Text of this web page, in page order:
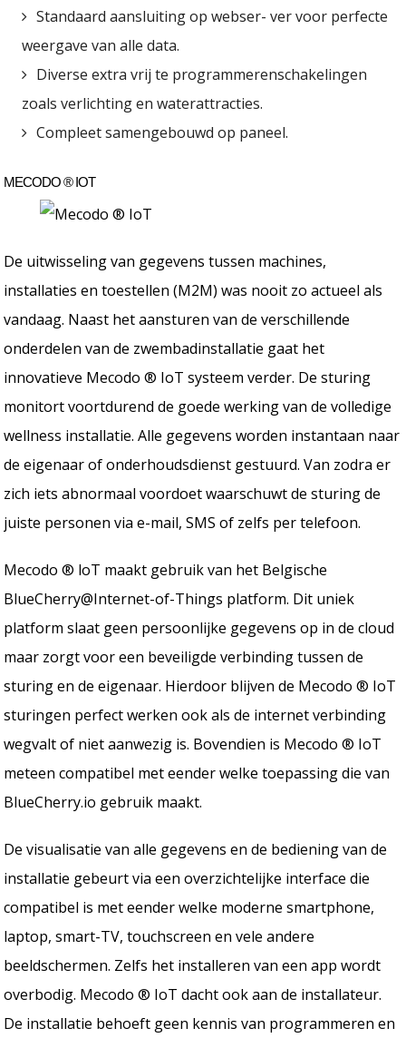
Standaard aansluiting op webser- ver voor perfecte
weergave van alle data.
Diverse extra vrij te programmerenschakelingen
zoals verlichting en waterattracties.
Compleet samengebouwd op paneel.
MECODO ® IOT
De uitwisseling van gegevens tussen machines,
installaties en toestellen (M2M) was nooit zo actueel als
vandaag. Naast het aansturen van de verschillende
onderdelen van de zwembadinstallatie gaat het
innovatieve Mecodo ® IoT systeem verder. De sturing
monitort voortdurend de goede werking van de volledige
wellness installatie. Alle gegevens worden instantaan naar
de eigenaar of onderhoudsdienst gestuurd. Van zodra er
zich iets abnormaal voordoet waarschuwt de sturing de
juiste personen via e-mail, SMS of zelfs per telefoon.
Mecodo ® loT maakt gebruik van het Belgische
BlueCherry@Internet-of-Things platform. Dit uniek
platform slaat geen persoonlijke gegevens op in de cloud
maar zorgt voor een beveiligde verbinding tussen de
sturing en de eigenaar. Hierdoor blijven de Mecodo ® IoT
sturingen perfect werken ook als de internet verbinding
wegvalt of niet aanwezig is. Bovendien is Mecodo ® IoT
meteen compatibel met eender welke toepassing die van
BlueCherry.io gebruik maakt.
De visualisatie van alle gegevens en de bediening van de
installatie gebeurt via een overzichtelijke interface die
compatibel is met eender welke moderne smartphone,
laptop, smart-TV, touchscreen en vele andere
beeldschermen. Zelfs het installeren van een app wordt
overbodig. Mecodo ® IoT dacht ook aan de installateur.
De installatie behoeft geen kennis van programmeren en